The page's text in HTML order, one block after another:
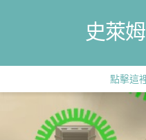
史萊
點擊這